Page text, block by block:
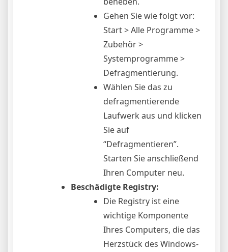
Gehen Sie wie folgt vor:
Start > Alle Programme >
Zubehör >
Systemprogramme >
Defragmentierung.
Wählen Sie das zu
defragmentierende
Laufwerk aus und klicken
Sie auf
“Defragmentieren”.
Starten Sie anschließend
Ihren Computer neu.
Beschädigte Registry:
Die Registry ist eine
wichtige Komponente
Ihres Computers, die das
Herzstück des Windows-